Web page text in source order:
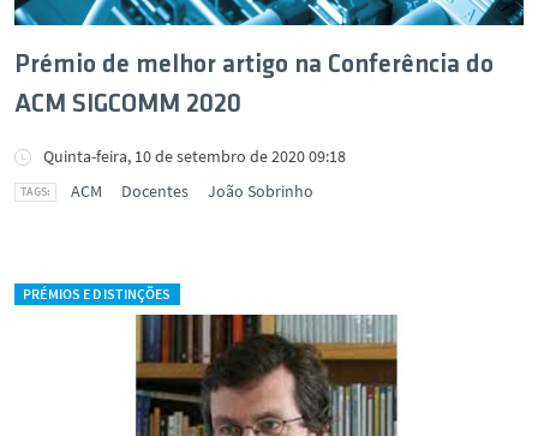
Prémio de melhor artigo na Conferência do
ACM SIGCOMM 2020
Quinta-feira, 10 de setembro de 2020 09:18
ACM
Docentes João Sobrinho
PRÉMIOS E DISTINÇÕES